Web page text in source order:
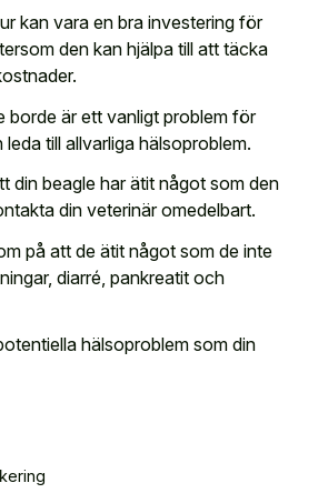
kan vara en bra investering för
den kan hjälpa till att täcka
borde är ett vanligt problem för
till allvarliga hälsoproblem.
din beagle har ätit något som den
din veterinär omedelbart.
på att de ätit något som de inte
diarré, pankreatit och
hälsoproblem som din